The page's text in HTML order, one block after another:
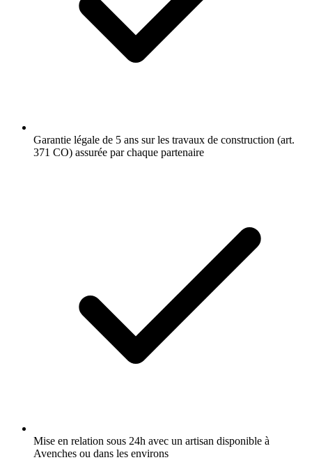
Garantie légale de 5 ans sur les travaux de construction (art.
371 CO) assurée par chaque partenaire
Mise en relation sous 24h avec un artisan disponible à
Avenches ou dans les environs